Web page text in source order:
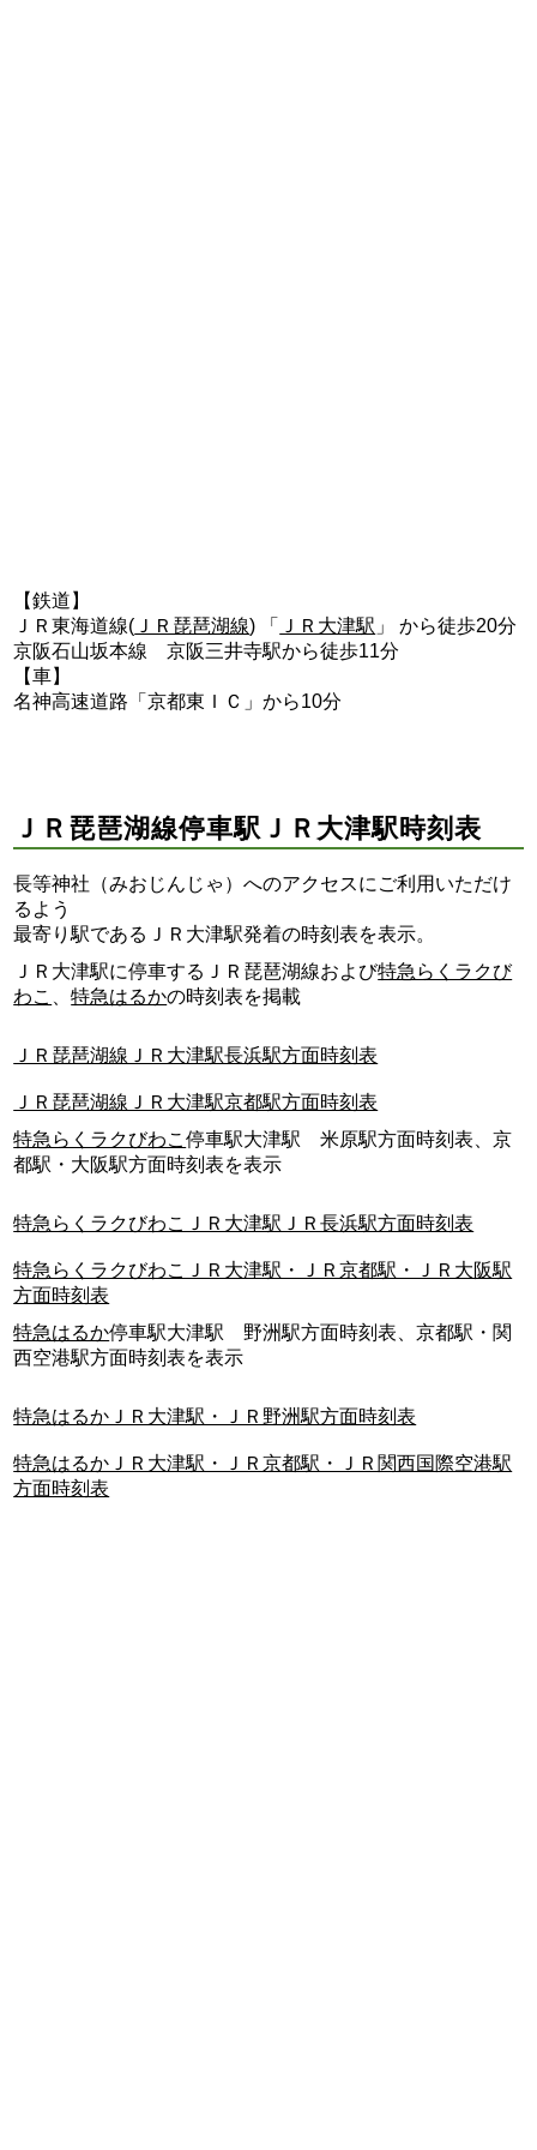
【鉄道】
ＪＲ東海道線( ＪＲ琵琶湖線) 「 ＪＲ大津駅 」 から徒歩20分
京阪石山坂本線 京阪三井寺駅から徒歩11分
【車】
名神高速道路「京都東ＩＣ」から10分
ＪＲ琵琶湖線停車駅ＪＲ大津駅時刻表
長等神社（みおじんじゃ）へのアクセスにご利用いただけ
るよう
最寄り駅であるＪＲ大津駅発着の時刻表を表示。
ＪＲ大津駅に停車するＪＲ琵琶湖線および特急らくラクび
わこ
、特急はるかの時刻表を掲載
ＪＲ琵琶湖線ＪＲ大津駅長浜駅方面時刻表
ＪＲ琵琶湖線ＪＲ大津駅京都駅方面時刻表
特急らくラクびわこ停車駅大津駅 米原駅方面時刻表、京
都駅・大阪駅方面時刻表を表示
特急らくラクびわこＪＲ大津駅ＪＲ長浜駅方面時刻表
特急らくラクびわこＪＲ大津駅・ＪＲ京都駅・ＪＲ大阪駅
方面時刻表
特急はるか停車駅大津駅 野洲駅方面時刻表、京都駅・関
西空港駅方面時刻表を表示
特急はるかＪＲ大津駅・ＪＲ野洲駅方面時刻表
特急はるかＪＲ大津駅・ＪＲ京都駅・ＪＲ関西国際空港駅
方面時刻表